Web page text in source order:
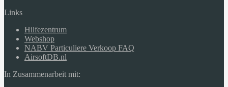
Links
Hilfezentrum
Webshop
NABV Particuliere Verkoop FAQ
AirsoftDB.nl
In Zusammenarbeit mit: